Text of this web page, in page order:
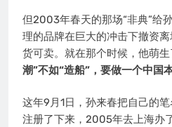
但2003年春天的那场“非典”给
理的品牌在巨大的冲击下撤资
货可卖。就在那个时候，他萌生
潮”不如“造船”，要做一个中国
这年9月1日，孙来春把自己的
注册了下来，2005年去上海办